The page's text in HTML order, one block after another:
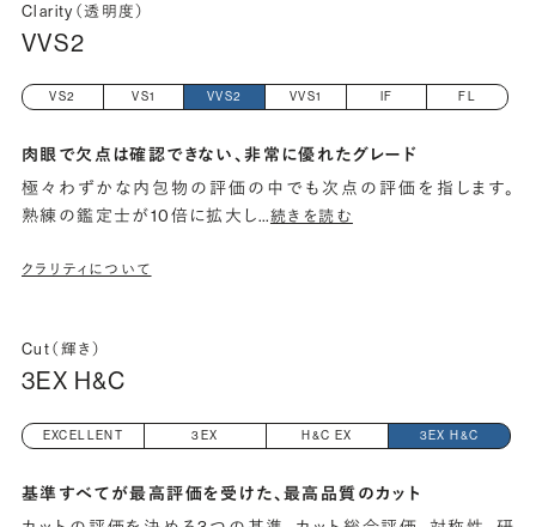
Clarity（透明度）
VVS2
VS2 VS1 VVS2 VVS1 IF FL
肉眼で欠点は確認できない、非常に優れたグレード
極々わずかな内包物の評価の中でも次点の評価を指します。
熟練の鑑定士が10倍に拡大し…続きを読む
クラリティについて
Cut（輝き）
3EX H&C
EXCELLENT 3EX H&C EX 3EX H&C
基準すべてが最高評価を受けた、最高品質のカット